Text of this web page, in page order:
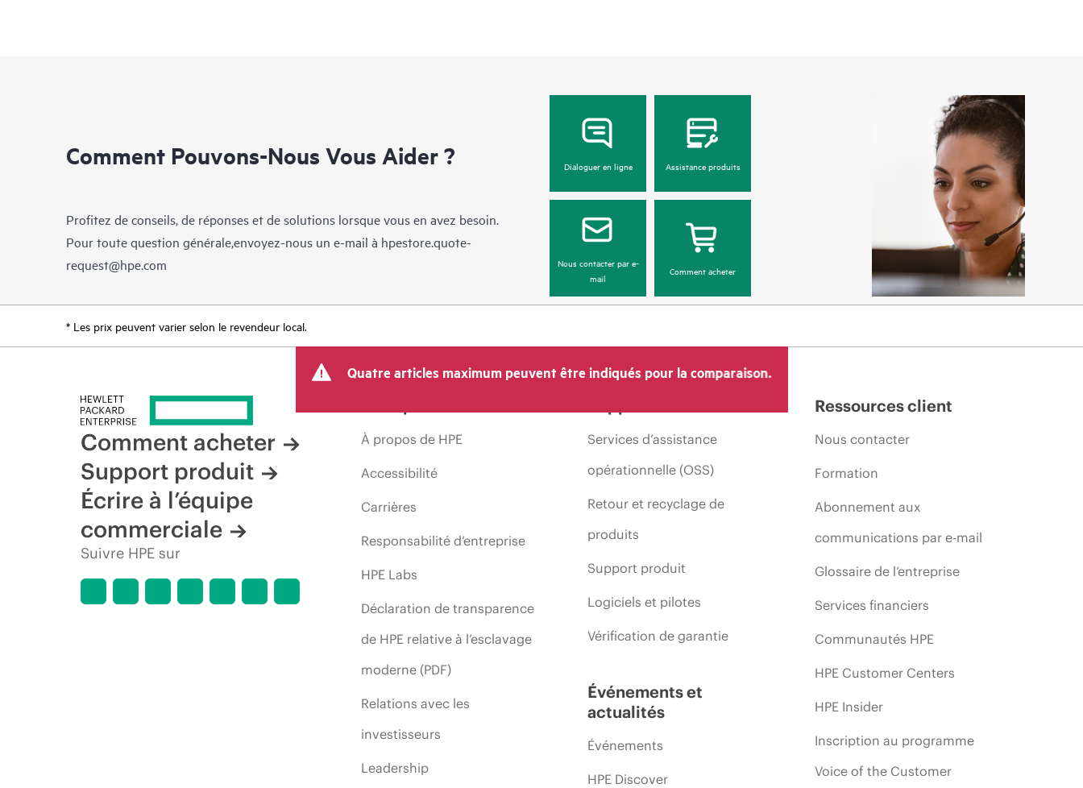
Comment Pouvons-Nous Vous Aider ?
Profitez de conseils, de réponses et de solutions lorsque vous en avez besoin.
Pour toute question générale,envoyez-nous un e-mail à hpestore.quote-
request@hpe.com
Dialoguer en ligne Assistance produits
Nous contacter par e-
mail
Comment acheter
* Les prix peuvent varier selon le revendeur local.
Quatre articles maximum peuvent être indiqués pour la comparaison.
Comment acheter
Support produit
Écrire à l’équipe
commerciale
Suivre HPE sur
À propos de HPE
Accessibilité
Carrières
Responsabilité d’entreprise
HPE Labs
Déclaration de transparence
de HPE relative à l’esclavage
moderne (PDF)
Relations avec les
investisseurs
Leadership
Services d’assistance
opérationnelle (OSS)
Retour et recyclage de
produits
Support produit
Logiciels et pilotes
Vérification de garantie
Événements et
actualités
Événements
HPE Discover
Ressources client
Nous contacter
Formation
Abonnement aux
communications par e-mail
Glossaire de l’entreprise
Services financiers
Communautés HPE
HPE Customer Centers
HPE Insider
Inscription au programme
Voice of the Customer